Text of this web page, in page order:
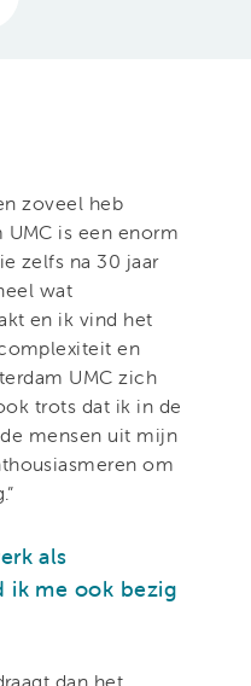
zoveel heb
UMC is een enorm
zelfs na 30 jaar
wat
en ik vind het
en
UMC zich
trots dat ik in de
mensen uit mijn
om
als
ik me ook bezig
dan het